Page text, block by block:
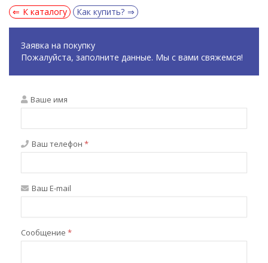
К каталогу Как купить?
Заявка на покупку
Пожалуйста, заполните данные. Мы с вами свяжемся!
Ваше имя
Ваш телефон *
Ваш E-mail
Сообщение *